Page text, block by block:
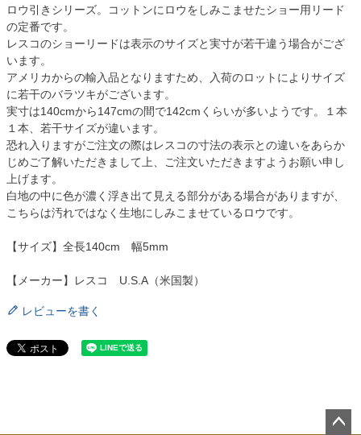
ロウ引きシリーズ。コットンにロウをしみこませたショー用リード
の定番です。
レスコのショーリードは表示のサイズと実寸が若干違う場合がござ
います。
アメリカからの輸入品となりますため、入荷のロットによりサイズ
に若干のバラツキがございます。
実寸は140cmから147cmの間で142cmくらいが多いようです。１本
１本、若干サイズが違います。
恐れ入りますがご注文の際はレスコの寸法の表示との違いをあらか
じめご了解いただきまして上、ご注文いただきますようお願い申し
上げます。
白地の中に色が濃く浮き出て見える部分がある場合がありますが、
こちらは汚れではなく生地にしみこませているロウです。
【サイズ】全長140cm 幅5mm
【メーカー】レスコ U.S.A（米国製）
レビューを書く